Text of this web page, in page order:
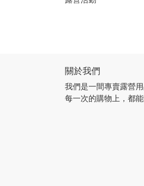
關於我們
我們是一間專賣露營
每一次的購物上，都